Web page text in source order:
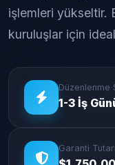
işlemleri yükseltir.
kuruluşlar için
Düzenlenme
1-3 İş
Garanti Tutarı